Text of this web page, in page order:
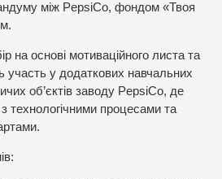
між PepsiCo, фондом «Твоя
на основі мотиваційного листа та
участь у додаткових навчальних
об’єктів заводу PepsiCo, де
технологічними процесами та